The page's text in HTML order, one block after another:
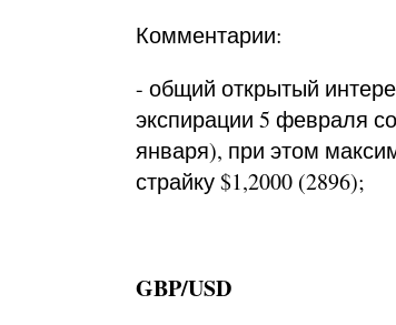
Комментарии:
- общий открытый
экспирации 5 февраля
января), при этом
страйку $1,2000 (2896);
GBP/USD